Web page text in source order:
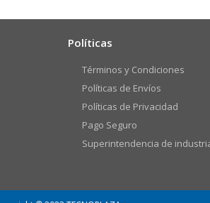
Políticas
Términos y Condiciones
Políticas de Envíos
Políticas de Privacidad
Pago Seguro
Superintendencia de